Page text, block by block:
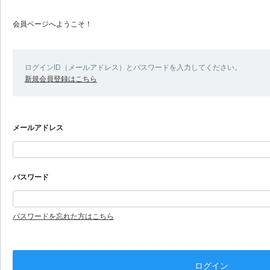
会員ページへようこそ！
ログインID（メールアドレス）とパスワードを入力してください。
新規会員登録はこちら
メールアドレス
パスワード
パスワードを忘れた方はこちら